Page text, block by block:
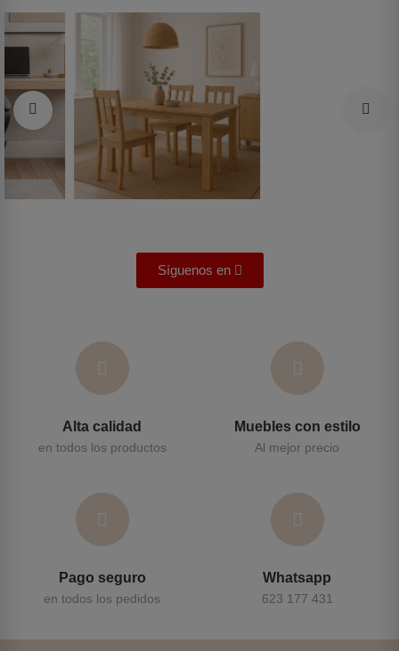
Síguenos en
Alta calidad
en todos los productos
Muebles con estilo
Al mejor precio
Pago seguro
en todos los pedidos
Whatsapp
623 177 431